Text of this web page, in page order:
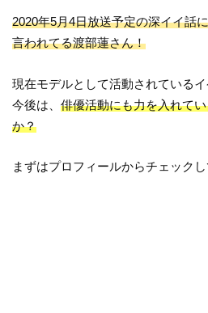
2020年5月4日放送予定の深イイ話
言われてる渡部蓮さん！
現在モデルとして活動されている
今後は、俳優活動にも力を入れて
か？
まずはプロフィールからチェック